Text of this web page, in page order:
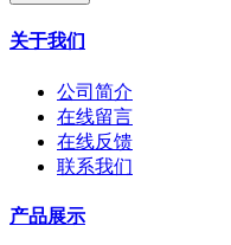
关于我们
公司简介
在线留言
在线反馈
联系我们
产品展示